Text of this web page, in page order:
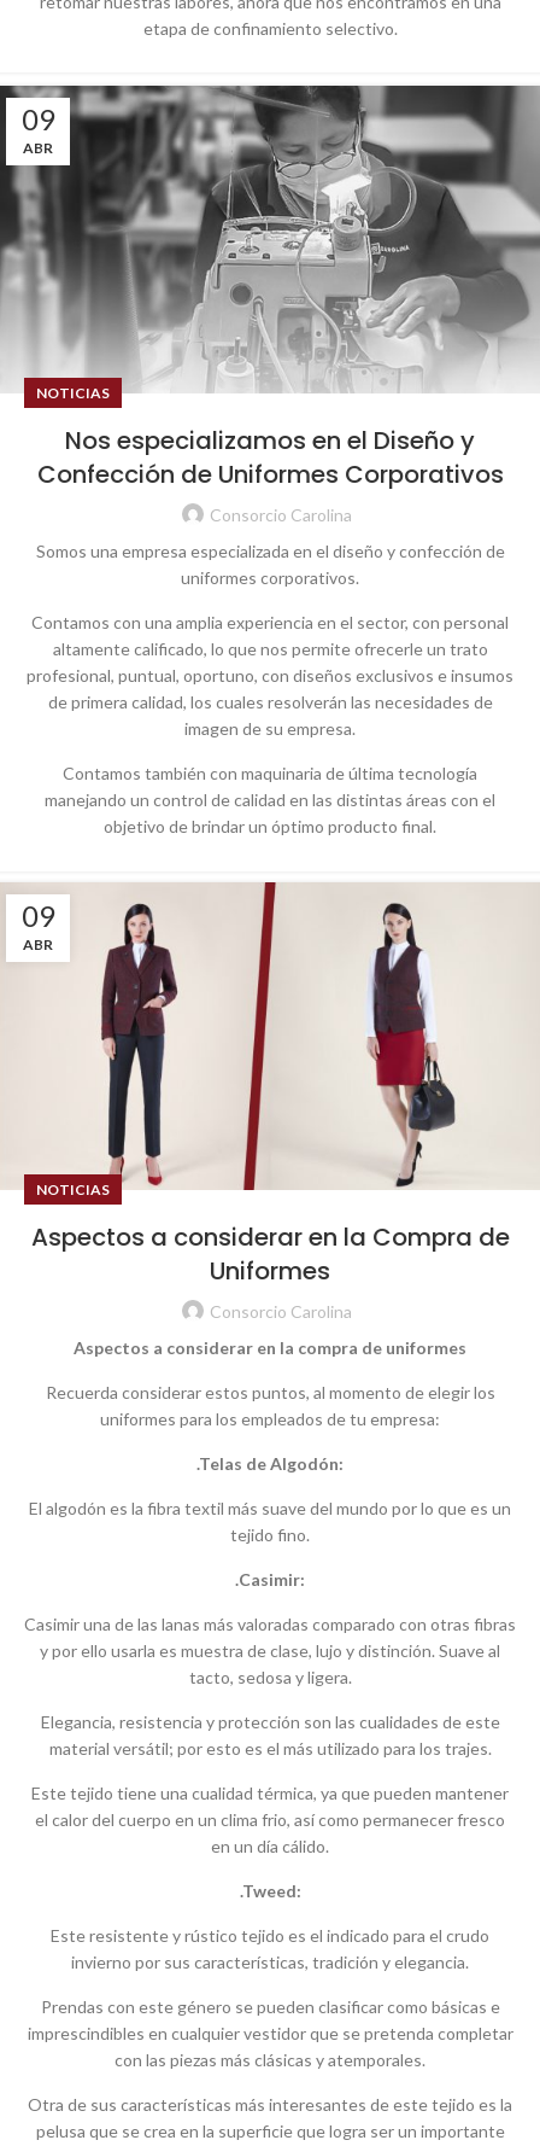
etapa de confinamiento selectivo.
09
ABR
NOTICIAS
Nos especializamos en el Diseño y
Confección de Uniformes Corporativos
Consorcio Carolina
Somos una empresa especializada en el diseño y confección de
uniformes corporativos.
Contamos con una amplia experiencia en el sector, con personal
altamente calificado, lo que nos permite ofrecerle un trato
profesional, puntual, oportuno, con diseños exclusivos e insumos
de primera calidad, los cuales resolverán las necesidades de
imagen de su empresa.
Contamos también con maquinaria de última tecnología
manejando un control de calidad en las distintas áreas con el
objetivo de brindar un óptimo producto final.
09
ABR
NOTICIAS
Aspectos a considerar en la Compra de
Uniformes
Consorcio Carolina
Aspectos a considerar en la compra de uniformes
Recuerda considerar estos puntos, al momento de elegir los
uniformes para los empleados de tu empresa:
.Telas de Algodón:
El algodón es la fibra textil más suave del mundo por lo que es un
tejido fino.
.Casimir:
Casimir una de las lanas más valoradas comparado con otras fibras
y por ello usarla es muestra de clase, lujo y distinción. Suave al
tacto, sedosa y ligera.
Elegancia, resistencia y protección son las cualidades de este
material versátil; por esto es el más utilizado para los trajes.
Este tejido tiene una cualidad térmica, ya que pueden mantener
el calor del cuerpo en un clima frio, así como permanecer fresco
en un día cálido.
.Tweed:
Este resistente y rústico tejido es el indicado para el crudo
invierno por sus características, tradición y elegancia.
Prendas con este género se pueden clasificar como básicas e
imprescindibles en cualquier vestidor que se pretenda completar
con las piezas más clásicas y atemporales.
Otra de sus características más interesantes de este tejido es la
pelusa que se crea en la superficie que logra ser un importante